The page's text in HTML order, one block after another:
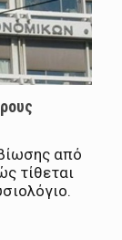
από
τίθεται